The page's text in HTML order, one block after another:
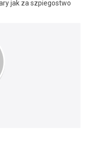
jak za szpiegostwo